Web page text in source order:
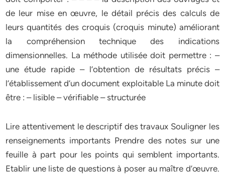
de leur mise en œuvre, le détail précis des calculs de
leurs quantités des croquis (croquis minute) améliorant
la compréhension technique des indications
dimensionnelles. La méthode utilisée doit permettre : –
une étude rapide – l’obtention de résultats précis –
l’établissement d’un document exploitable La minute doit
être : – lisible – vérifiable – structurée
Lire attentivement le descriptif des travaux Souligner les
renseignements importants Prendre des notes sur une
feuille à part pour les points qui semblent importants.
Etablir une liste de questions à poser au maître d’œuvre.